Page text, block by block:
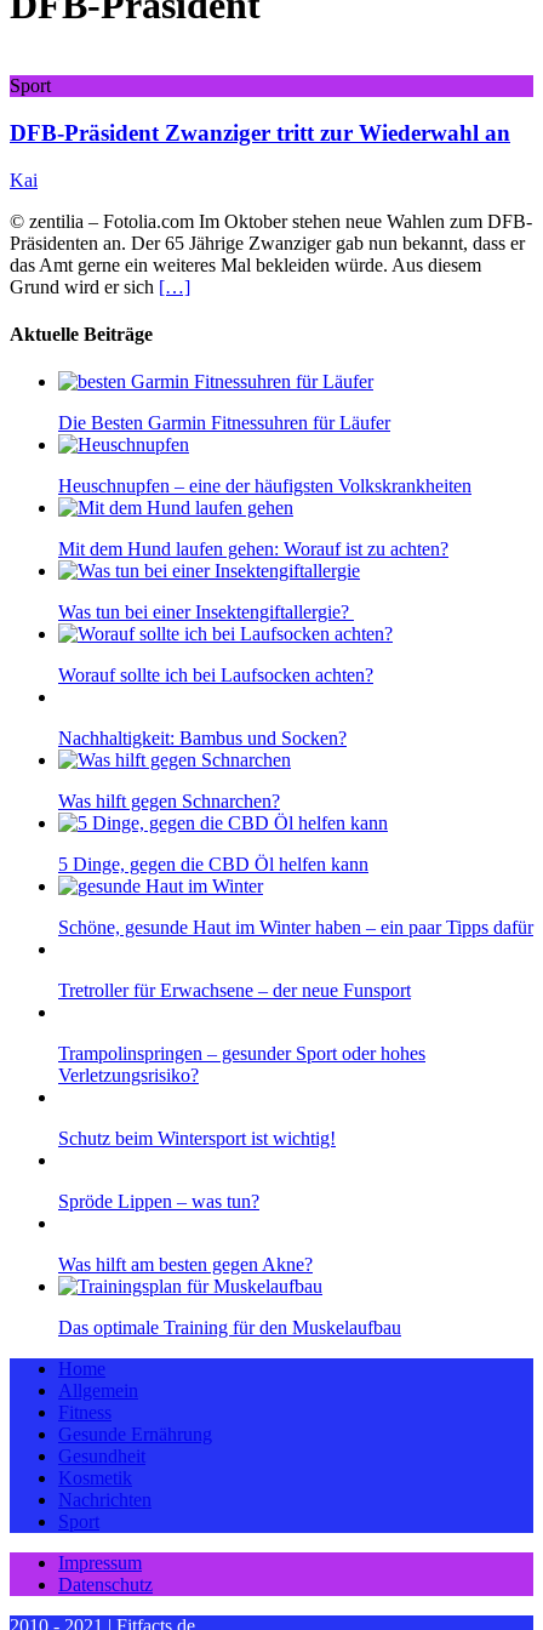
Sport
DFB-Präsident Zwanziger tritt zur Wiederwahl an
Kai
© zentilia – Fotolia.com Im Oktober stehen neue Wahlen zum DFB-
Präsidenten an. Der 65 Jährige Zwanziger gab nun bekannt, dass er
das Amt gerne ein weiteres Mal bekleiden würde. Aus diesem
Grund wird er sich […]
Aktuelle Beiträge
Die Besten Garmin Fitnessuhren für Läufer
Heuschnupfen – eine der häufigsten Volkskrankheiten
Mit dem Hund laufen gehen: Worauf ist zu achten?
Was tun bei einer Insektengiftallergie?
Worauf sollte ich bei Laufsocken achten?
Nachhaltigkeit: Bambus und Socken?
Was hilft gegen Schnarchen?
5 Dinge, gegen die CBD Öl helfen kann
Schöne, gesunde Haut im Winter haben – ein paar Tipps dafür
Tretroller für Erwachsene – der neue Funsport
Trampolinspringen – gesunder Sport oder hohes
Verletzungsrisiko?
Schutz beim Wintersport ist wichtig!
Spröde Lippen – was tun?
Was hilft am besten gegen Akne?
Das optimale Training für den Muskelaufbau
Home
Allgemein
Fitness
Gesunde Ernährung
Gesundheit
Kosmetik
Nachrichten
Sport
Impressum
Datenschutz